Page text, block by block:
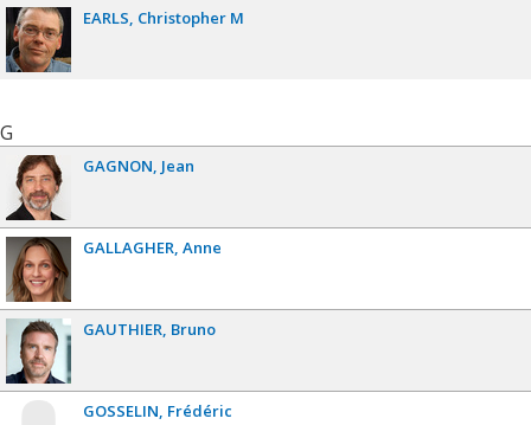
EARLS Christopher M
G
GAGNON Jean
GALLAGHER Anne
GAUTHIER Bruno
GOSSELIN Frédéric